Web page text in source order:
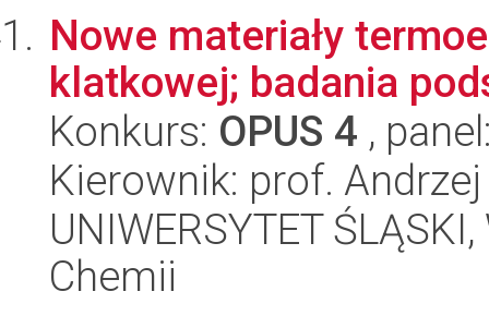
Nowe materiały
klatkowej; badania
Konkurs: OPUS 4 ,
Kierownik: prof.
UNIWERSYTET
Chemii